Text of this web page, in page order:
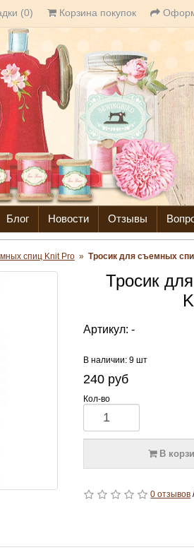
(0) Корзина покупок
Блог Новости Отзывы
спиц Knit Pro » Тросик для съемных
Тросик
Артикул:-
В наличии: 9 шт
240 руб
Кол-во
В
0 отзывов